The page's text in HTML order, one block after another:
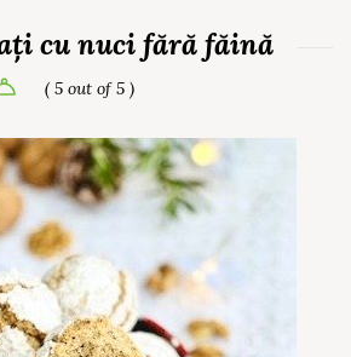
cu nuci fără făină
( 5 out of 5 )